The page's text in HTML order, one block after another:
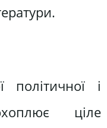
політичної і
ціле